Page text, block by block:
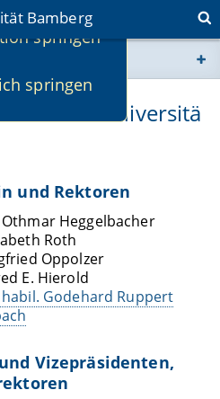
springen
springen
Bamberg
der Universitä
und Rektoren
Heggelbacher
Roth
Oppolzer
E. Hierold
Godehard Ruppert
Vizepräsidenten,